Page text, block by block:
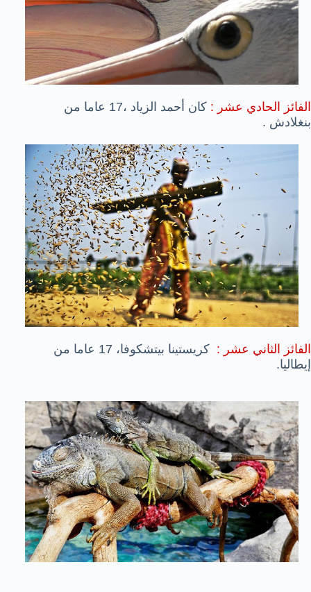
الفائز الحادي عشر :
كان أحمد الزياد ،17 عاما من
بنغلادش .
الفائز الثاني عشر :
كريستينا بيتشكوفا، 17 عاما من
إيطاليا.